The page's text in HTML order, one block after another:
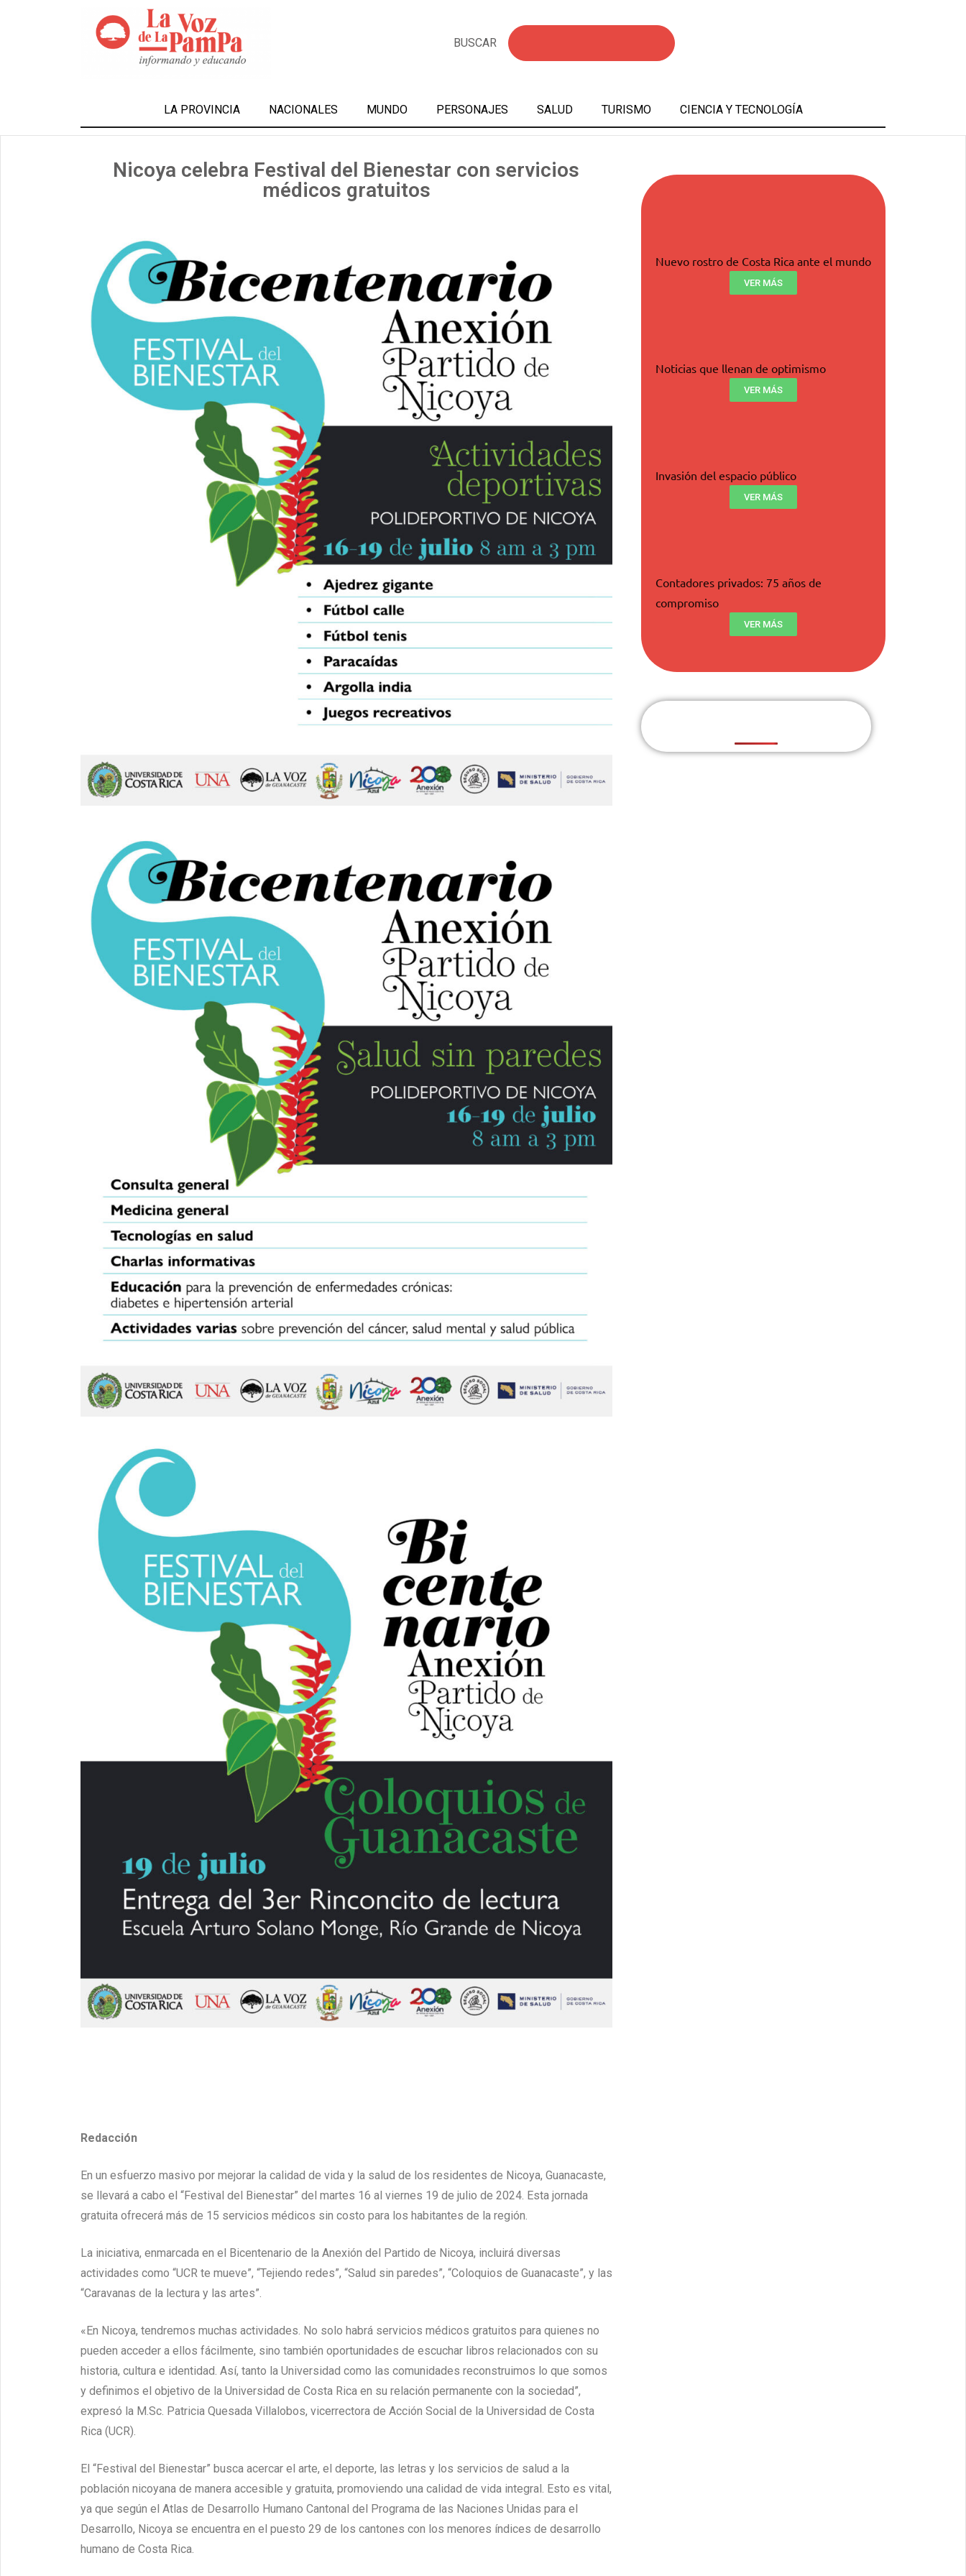
BUSCAR
LA PROVINCIA NACIONALES MUNDO PERSONAJES SALUD TURISMO CIENCIA Y TECNOLOGÍA
Nicoya celebra Festival del Bienestar con servicios
médicos gratuitos
Redacción
En un esfuerzo masivo por mejorar la calidad de vida y la salud de los residentes de Nicoya, Guanacaste,
se llevará a cabo el “Festival del Bienestar” del martes 16 al viernes 19 de julio de 2024. Esta jornada
gratuita ofrecerá más de 15 servicios médicos sin costo para los habitantes de la región.
La iniciativa, enmarcada en el Bicentenario de la Anexión del Partido de Nicoya, incluirá diversas
actividades como “UCR te mueve”, “Tejiendo redes”, “Salud sin paredes”, “Coloquios de Guanacaste”, y las
“Caravanas de la lectura y las artes”.
«En Nicoya, tendremos muchas actividades. No solo habrá servicios médicos gratuitos para quienes no
pueden acceder a ellos fácilmente, sino también oportunidades de escuchar libros relacionados con su
historia, cultura e identidad. Así, tanto la Universidad como las comunidades reconstruimos lo que somos
y definimos el objetivo de la Universidad de Costa Rica en su relación permanente con la sociedad”,
expresó la M.Sc. Patricia Quesada Villalobos, vicerrectora de Acción Social de la Universidad de Costa
Rica (UCR).
El “Festival del Bienestar” busca acercar el arte, el deporte, las letras y los servicios de salud a la
población nicoyana de manera accesible y gratuita, promoviendo una calidad de vida integral. Esto es vital,
ya que según el Atlas de Desarrollo Humano Cantonal del Programa de las Naciones Unidas para el
Desarrollo, Nicoya se encuentra en el puesto 29 de los cantones con los menores índices de desarrollo
humano de Costa Rica.
Nuevo rostro de Costa Rica ante el mundo
VER MÁS
Noticias que llenan de optimismo
VER MÁS
Invasión del espacio público
VER MÁS
Contadores privados: 75 años de
compromiso
VER MÁS